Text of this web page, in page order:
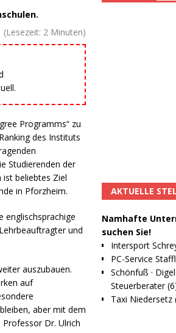
(Lesezeit: 2 Minuten)
Programms“ zu
des Instituts
Studierenden der
ist beliebtes Ziel
in Pforzheim.
englischsprachige
und
auszubauen.
auf
aber mit dem
Dr. Ulrich
AKTUELLE
Namhafte
suchen Sie!
Intersport
PC-Service
Schönfuß ·
Steuerberater
Taxi Niedersetz